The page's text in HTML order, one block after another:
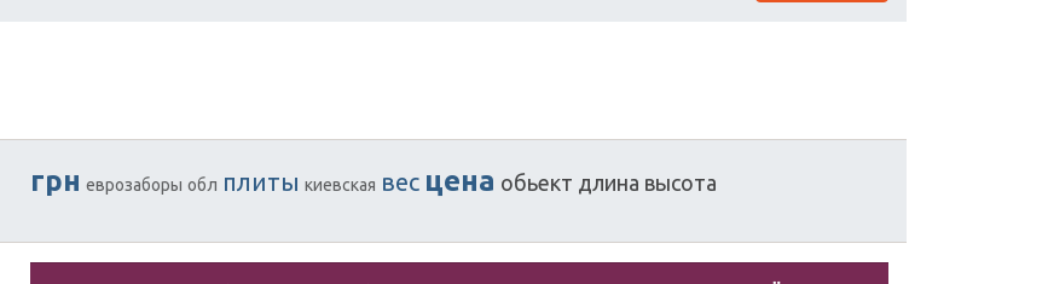
грн еврозаборы обл плиты киевская вес цена обьект длина высота